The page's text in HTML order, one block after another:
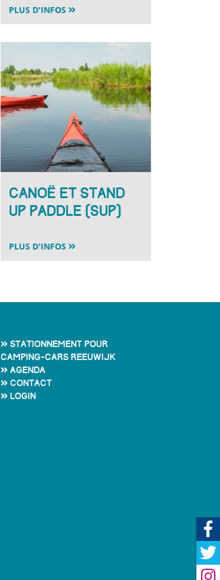
PLUS D'INFOS
Canoë et stand
up paddle (sup)
PLUS D'INFOS
Stationnement pour
camping-cars Reeuwijk
Agenda
Contact
Login